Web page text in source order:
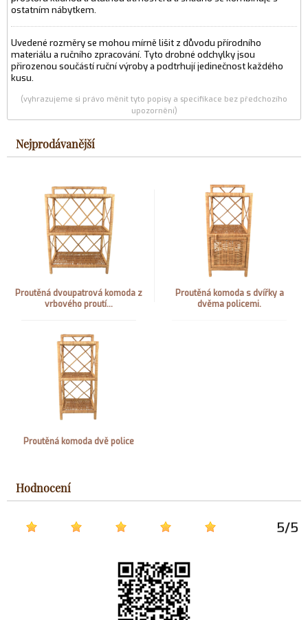
Hodnocení
5/5
ostatním nábytkem.
Uvedené rozměry se mohou mírně lišit z důvodu přírodního
materiálu a ručního zpracování. Tyto drobné odchylky jsou
přirozenou součástí ruční výroby a podtrhují jedinečnost každého
kusu.
(vyhrazujeme si právo měnit tyto popisy a specifikace bez předchozího
upozornění)
Nejprodávanější
Proutěná dvoupatrová komoda z
vrbového proutí...
Proutěná komoda s dvířky a
dvěma policemi.
Proutěná komoda dvě police